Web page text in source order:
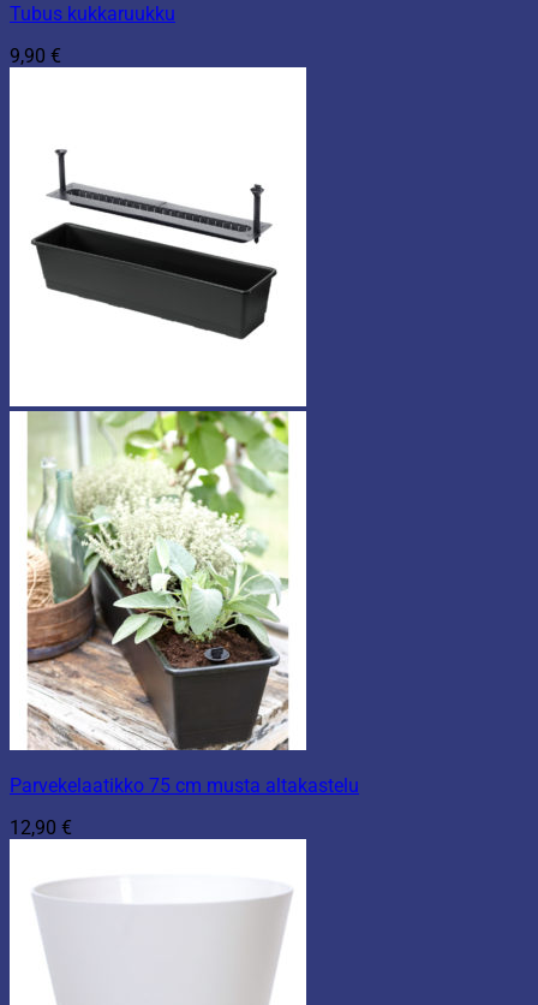
Tubus kukkaruukku
9,90 €
Parvekelaatikko 75 cm musta altakastelu
12,90 €